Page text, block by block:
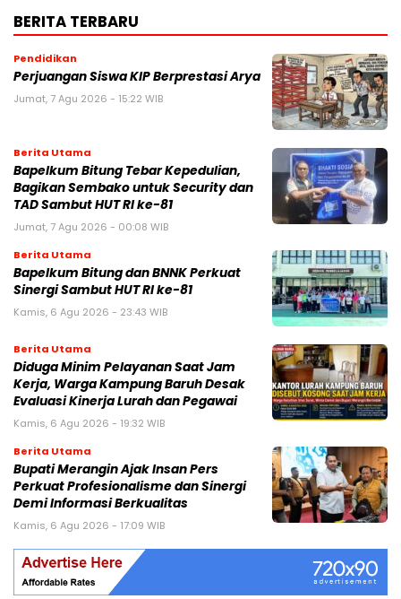
BERITA TERBARU
Pendidikan
Perjuangan Siswa KIP Berprestasi Arya
Jumat, 7 Agu 2026 - 15:22 WIB
Berita Utama
Bapelkum Bitung Tebar Kepedulian,
Bagikan Sembako untuk Security dan
TAD Sambut HUT RI ke-81
Jumat, 7 Agu 2026 - 00:08 WIB
Berita Utama
Bapelkum Bitung dan BNNK Perkuat
Sinergi Sambut HUT RI ke-81
Kamis, 6 Agu 2026 - 23:43 WIB
Berita Utama
Diduga Minim Pelayanan Saat Jam
Kerja, Warga Kampung Baruh Desak
Evaluasi Kinerja Lurah dan Pegawai
Kamis, 6 Agu 2026 - 19:32 WIB
Berita Utama
Bupati Merangin Ajak Insan Pers
Perkuat Profesionalisme dan Sinergi
Demi Informasi Berkualitas
Kamis, 6 Agu 2026 - 17:09 WIB